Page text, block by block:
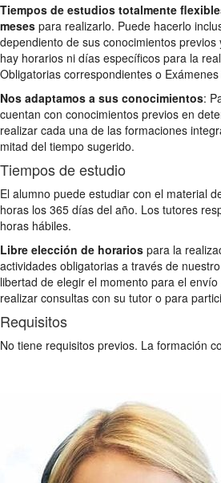
Tiempos de estudios totalmente
meses para realizarlo. Puede hacerlo
dependiento de sus conocimientos
hay horarios ni días específicos para la
Obligatorias correspondientes o
Nos adaptamos a sus conocimientos:
cuentan con conocimientos previos en
realizar cada una de las formaciones
mitad del tiempo sugerido.
Tiempos de estudio
El alumno puede estudiar con el material
horas los 365 días del año. Los tutores
horas hábiles.
Libre elección de horarios para la
actividades obligatorias a través de nuestro
libertad de elegir el momento para el
realizar consultas con su tutor o para
Requisitos
No tiene requisitos previos. La formación